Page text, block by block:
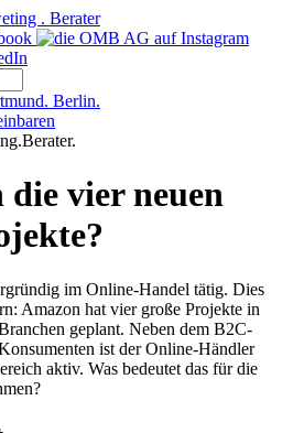
Berlin.
die vier neuen
im Online-Handel tätig. Dies
Amazon hat vier große Projekte in
geplant. Neben dem B2C-
ist der Online-Händler
aktiv. Was bedeutet das für die